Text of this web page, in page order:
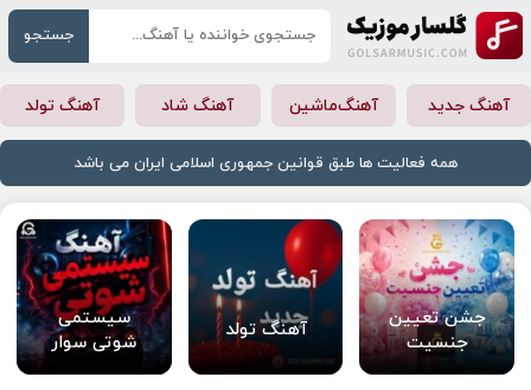
جستجو
آهنگ جدید آهنگ‌ماشین آهنگ شاد آهنگ تولد
همه فعالیت ها طبق قوانین جمهوری اسلامی ایران می باشد
جشن تعیین
جنسیت
آهنگ تولد
سیستمی
شوتی سوار